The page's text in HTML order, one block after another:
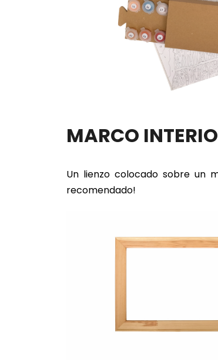
MARCO
Un lienzo colocado sobre un
recomendado!